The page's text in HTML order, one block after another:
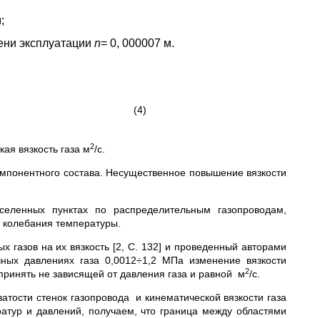
эксплуатации n= 0, 000007 м.
(4)
вязкость газа м2/с.
состава. Несущественное повышение вязкости
пунктах по распределительным газопроводам,
температуры.
газов на их вязкость [2, С. 132] и проведенный авторами
давлениях газа 0,0012÷1,2 МПа изменение вязкости
не зависящей от давления газа и равной м2/с.
стенок газопровода и кинематической вязкости газа
и давлений, получаем, что граница между областями